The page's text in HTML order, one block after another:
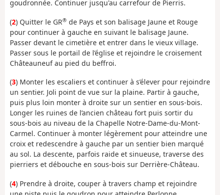
goudronnée. Continuer jusqu'au carrefour de Pierris.
(2) Quitter le GR® de Pays et son balisage Jaune et Rouge
pour continuer à gauche en suivant le balisage Jaune.
Passer devant le cimetière et entrer dans le vieux village.
Passer sous le portail de l’église et rejoindre le croisement
Châteauneuf au pied du beffroi.
(3) Monter les escaliers et continuer à s’élever pour rejoindre
un sentier. Joli point de vue sur la plaine. Partir à gauche,
puis plus loin monter à droite sur un sentier en sous-bois.
Longer les ruines de l’ancien château fort puis sortir du
sous-bois au niveau de la Chapelle Notre-Dame-du-Mont-
Carmel. Continuer à monter légèrement pour atteindre une
croix et redescendre à gauche par un sentier bien marqué
au sol. La descente, parfois raide et sinueuse, traverse des
pierriers et débouche en sous-bois sur Derrière-Château.
(4) Prendre à droite, couper à travers champ et rejoindre